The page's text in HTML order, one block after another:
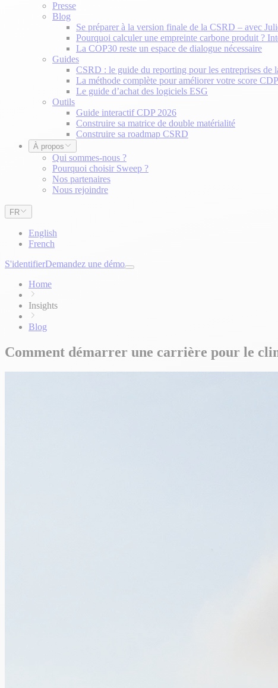
Presse
Blog
Se préparer à la version finale de la CSRD – avec
Pourquoi calculer une empreinte carbone produit ?
La COP30 reste un espace de dialogue nécessaire
Guides
CSRD : le guide du reporting pour les entreprises de
La méthode complète pour améliorer votre score CDP
Le guide d’achat des logiciels ESG
Outils
Guide interactif CDP 2026
Construire sa matrice de double matérialité
Construire sa roadmap CSRD
À propos
Qui sommes-nous ?
Pourquoi choisir Sweep ?
Nos partenaires
Nous rejoindre
FR
English
French
S'identifierDemandez une démo
Home
Insights
Blog
Comment démarrer une carrière pour le